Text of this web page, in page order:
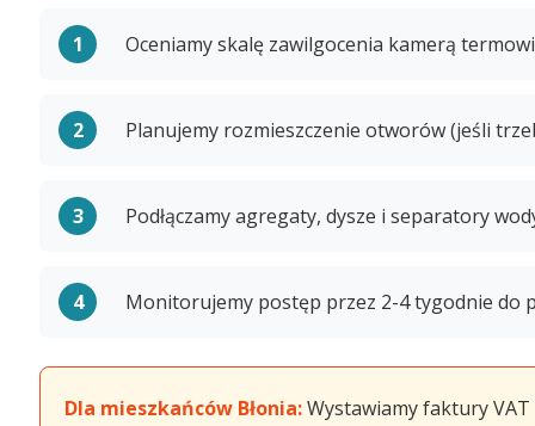
Oceniamy skalę zawilgocenia kamerą
Planujemy rozmieszczenie otworów (jeśli
Podłączamy agregaty, dysze i separatory
Monitorujemy postęp przez 2-4 tygodnie do
Dla mieszkańców Błonia:Wystawiamy faktury